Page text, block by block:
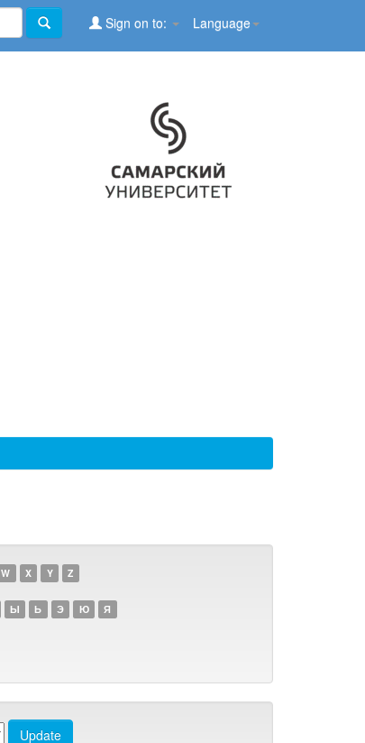
Language
Sign on to:
W X Y Z
Ы Ь Э Ю Я